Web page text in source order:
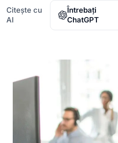
Citește cu
AI
Întrebați
ChatGPT